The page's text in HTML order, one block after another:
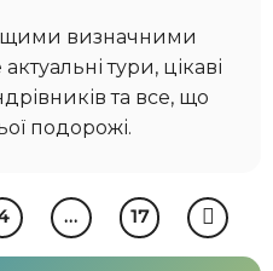
тури, цікаві
та все, що
подорожі.
… 17